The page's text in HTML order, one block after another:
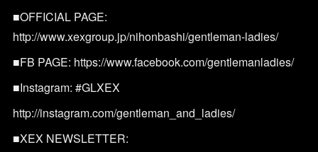
■OFFICIAL PAGE:
http://www.xexgroup.jp/nihonbashi/gentleman-ladies/
■FB PAGE: https://www.facebook.com/gentlemanladies/
■Instagram: #GLXEX
http://instagram.com/gentleman_and_ladies/
■XEX NEWSLETTER: